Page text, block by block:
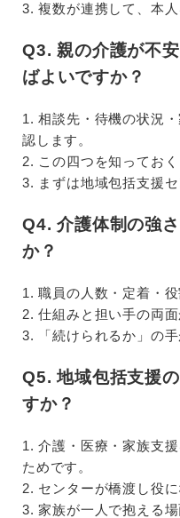
3. 複数が連携して、本
Q3. 親の介護が不
ばよいですか？
1. 相談先・待機の状況
認します。
2. この四つを知ってお
3. まずは地域包括支援
Q4. 介護体制の強
か？
1. 職員の人数・定着・
2. 仕組みと担い手の両
3. 「続けられるか」の手
Q5. 地域包括支援
すか？
1. 介護・医療・家族支
ためです。
2. センターが橋渡し役
3. 家族が一人で抱える